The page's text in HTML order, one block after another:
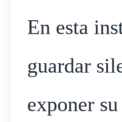
En esta
guardar
exponer